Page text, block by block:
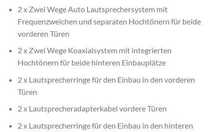
2 x Zwei Wege Auto Lautsprechersystem mit
Frequenzweichen und separaten Hochtönern für beide
vorderen Türen
2 x Zwei Wege Koaxialsystem mit integrierten
Hochtönern für beide hinteren Einbauplätze
2 x Lautsprecherringe für den Einbau in den vorderen
Türen
2 x Lautsprecheradapterkabel vordere Türen
2 x Lautsprecherringe für den Einbau in den hinteren